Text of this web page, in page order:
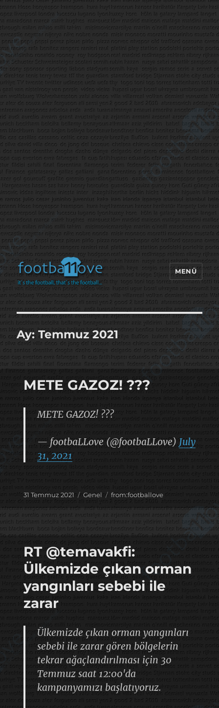
footbaLLove
MENÜ
Ay:Temmuz 2021
METE GAZOZ! ???
METE GAZOZ! ???
— footbaLLove (@footbaLLove) July
31, 2021
Yayın
31 Temmuz 2021 Kategoriler
Genel Etiketler
from:footballove
RT @temavakfi:
Ülkemizde çıkan orman
yangınları sebebi ile
zarar
Ülkemizde çıkan orman yangınları
sebebi ile zarar gören bölgelerin
tekrar ağaçlandırılması için 30
Temmuz saat 12:00'da
kampanyamızı başlatıyoruz.